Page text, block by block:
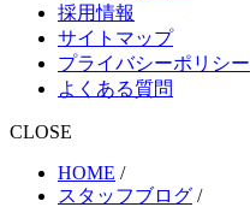
採用情報
サイトマップ
プライバシーポリシー
よくある質問
CLOSE
HOME /
スタッフブログ /